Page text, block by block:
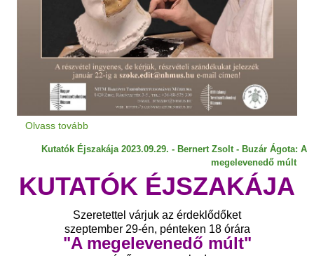
Olvass tovább
Kutatók Éjszakája 2023.09.29. - Bernert Zsolt - Buzár Ágota: A
megelevenedő múlt
KUTATÓK ÉJSZAKÁJA
Szeretettel várjuk az érdeklődőket
szeptember 29-én, pénteken 18 órára
"A megelevenedő múlt"